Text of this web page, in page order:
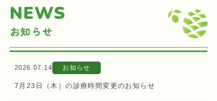
NEWS
お知らせ
2026.07.14 お知らせ
7月23日（木）の診療時間変更のお知らせ